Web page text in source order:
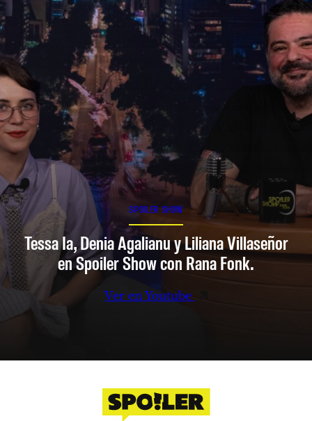
SPOILER SHOW
Tessa Ia, Denia Agalianu y Liliana Villaseñor
en Spoiler Show con Rana Fonk.
Ver en Youtube